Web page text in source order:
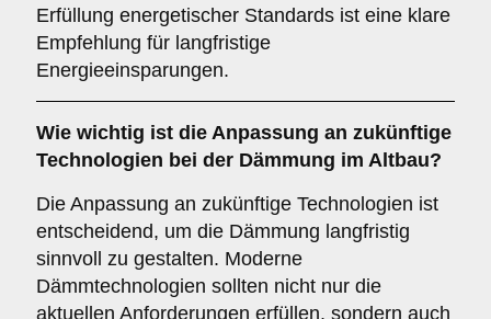
Erfüllung energetischer Standards ist eine klare
Empfehlung für langfristige
Energieeinsparungen.
Wie wichtig ist die Anpassung an zukünftige
Technologien bei der Dämmung im Altbau?
Die Anpassung an zukünftige Technologien ist
entscheidend, um die Dämmung langfristig
sinnvoll zu gestalten. Moderne
Dämmtechnologien sollten nicht nur die
aktuellen Anforderungen erfüllen, sondern auch